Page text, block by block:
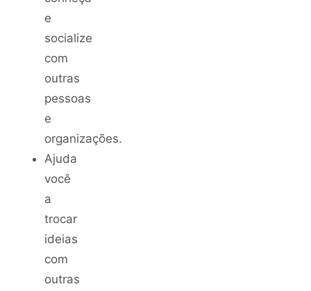
e
socialize
com
outras
pessoas
e
organizações.
Ajuda
você
a
trocar
ideias
com
outras